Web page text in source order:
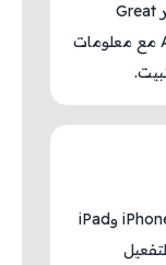
نعم، هذه الصفحة مخصصة لعرض توفر Great
Conqueror 2: Shogun داخل AM Store مع معلومات
لا، المتجر موجه لتثبيت التطبيقات على iPhone وiPad